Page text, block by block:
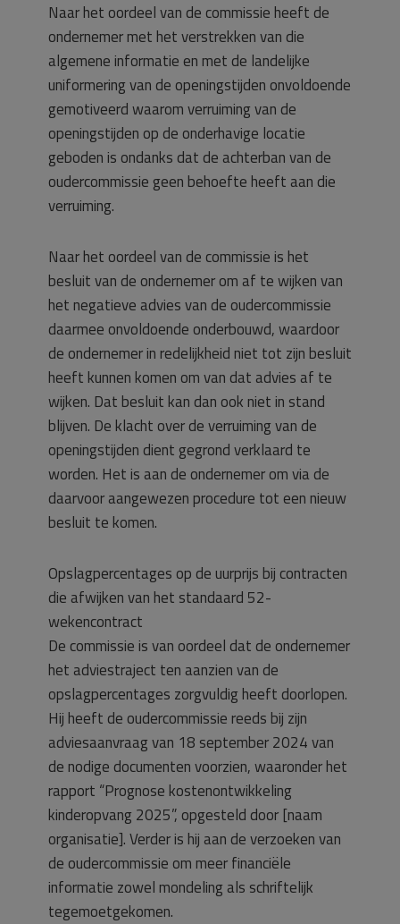
Naar het oordeel van de commissie heeft de
ondernemer met het verstrekken van die
algemene informatie en met de landelijke
uniformering van de openingstijden onvoldoende
gemotiveerd waarom verruiming van de
openingstijden op de onderhavige locatie
geboden is ondanks dat de achterban van de
oudercommissie geen behoefte heeft aan die
verruiming.
Naar het oordeel van de commissie is het
besluit van de ondernemer om af te wijken van
het negatieve advies van de oudercommissie
daarmee onvoldoende onderbouwd, waardoor
de ondernemer in redelijkheid niet tot zijn besluit
heeft kunnen komen om van dat advies af te
wijken. Dat besluit kan dan ook niet in stand
blijven. De klacht over de verruiming van de
openingstijden dient gegrond verklaard te
worden. Het is aan de ondernemer om via de
daarvoor aangewezen procedure tot een nieuw
besluit te komen.
Opslagpercentages op de uurprijs bij contracten
die afwijken van het standaard 52-
wekencontract
De commissie is van oordeel dat de ondernemer
het adviestraject ten aanzien van de
opslagpercentages zorgvuldig heeft doorlopen.
Hij heeft de oudercommissie reeds bij zijn
adviesaanvraag van 18 september 2024 van
de nodige documenten voorzien, waaronder het
rapport “Prognose kostenontwikkeling
kinderopvang 2025”, opgesteld door [naam
organisatie]. Verder is hij aan de verzoeken van
de oudercommissie om meer financiële
informatie zowel mondeling als schriftelijk
tegemoetgekomen.